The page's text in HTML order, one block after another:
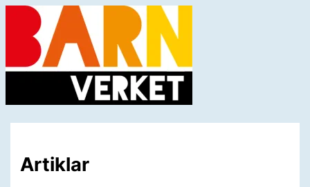
Hoppa
innehåll
Artiklar